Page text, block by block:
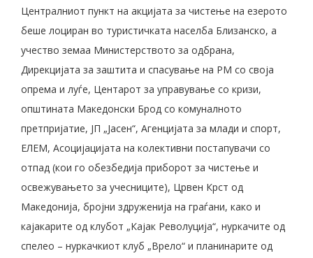
Централниот пункт на акцијата за чистење на езерото
беше лоциран во туристичката населба Близанско, а
учество земаа Министерството за одбрана,
Дирекцијата за заштита и спасување на РМ со своја
опрема и луѓе, Центарот за управување со кризи,
општината Македонски Брод со комуналното
претпријатие, ЈП „Јасен“, Агенцијата за млади и спорт,
ЕЛЕМ, Асоцијацијата на колективни постапувачи со
отпад (кои го обезбедија приборот за чистење и
освежувањето за учесниците), Црвен Крст од
Македонија, бројни здруженија на граѓани, како и
кајакарите од клубот „Кајак Револуција“, нуркачите од
спелео – нуркачкиот клуб „Врело“ и планинарите од